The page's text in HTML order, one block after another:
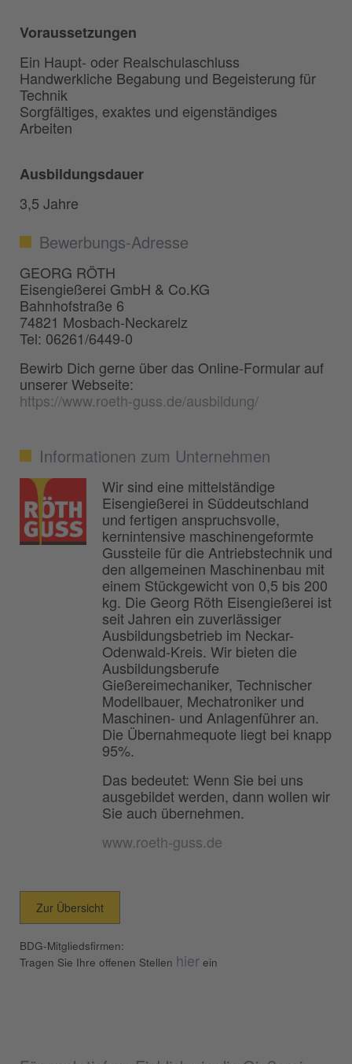
Voraussetzungen
Ein Haupt- oder Realschulaschluss
Handwerkliche Begabung und Begeisterung für
Technik
Sorgfältiges, exaktes und eigenständiges
Arbeiten
Ausbildungsdauer
3,5 Jahre
Bewerbungs-Adresse
GEORG RÖTH
Eisengießerei GmbH & Co.KG
Bahnhofstraße 6
74821 Mosbach-Neckarelz
Tel: 06261/6449-0
Bewirb Dich gerne über das Online-Formular auf
unserer Webseite:
https://www.roeth-guss.de/ausbildung/
Informationen zum Unternehmen
Wir sind eine mittelständige
Eisengießerei in Süddeutschland
und fertigen anspruchsvolle,
kernintensive maschinengeformte
Gussteile für die Antriebstechnik und
den allgemeinen Maschinenbau mit
einem Stückgewicht von 0,5 bis 200
kg. Die Georg Röth Eisengießerei ist
seit Jahren ein zuverlässiger
Ausbildungsbetrieb im Neckar-
Odenwald-Kreis. Wir bieten die
Ausbildungsberufe
Gießereimechaniker, Technischer
Modellbauer, Mechatroniker und
Maschinen- und Anlagenführer an.
Die Übernahmequote liegt bei knapp
95%.
Das bedeutet: Wenn Sie bei uns
ausgebildet werden, dann wollen wir
Sie auch übernehmen.
www.roeth-guss.de
Zur Übersicht
BDG-Mitgliedsfirmen:
Tragen Sie Ihre offenen Stellen hier ein